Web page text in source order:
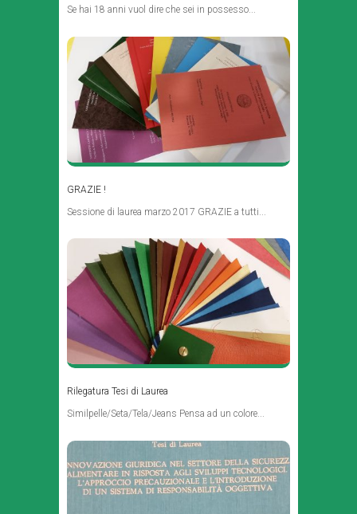
Se hai 18 anni vuol dire che sei in possesso...
GRAZIE !
Sessione di laurea marzo 2017 GRAZIE a tutti...
Rilegatura Tesi di Laurea
Similpelle/Seta/Tela/Jeans Pensa ad un colore...